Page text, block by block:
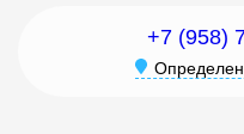
+7 (958)